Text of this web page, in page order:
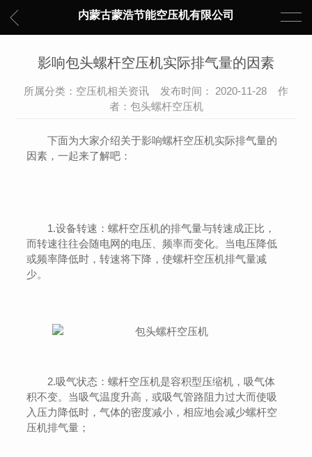
内蒙古蒙浩节能空压机有限公司
影响包头螺杆空压机实际排气量的因素
所属分类：空压机相关资讯 发布时间： 2020-11-28 作
者：包头螺杆空压机
下面为大家介绍关于影响螺杆空压机实际排气量的
因素，一起来了解吧：
1.设备转速：螺杆空压机的排气量与转速成正比，
而转速往往会随电网的电压、频率而变化。当电压降低
或频率降低时，转速将下降，使螺杆空压机排气量减
少。
2.吸气状态：螺杆空压机是容积型压缩机，吸气体
积不变。当吸气温度升高，或吸气管路阻力过大而使吸
入压力降低时，气体的密度减小，相应地会减少螺杆空
压机排气量；